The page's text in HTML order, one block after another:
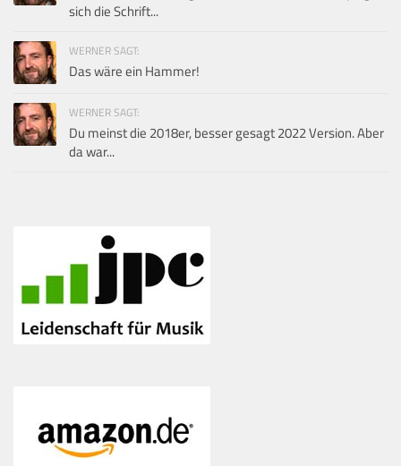
sich die Schrift...
WERNER SAGT:
Das wäre ein Hammer!
WERNER SAGT:
Du meinst die 2018er, besser gesagt 2022 Version. Aber
da war...